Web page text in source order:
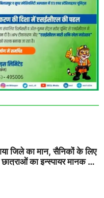
जिले का मान, सैनिकों के लिए
का इन्स्पायर मानक में